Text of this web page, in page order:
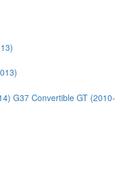
G37 Convertible GT (2010-